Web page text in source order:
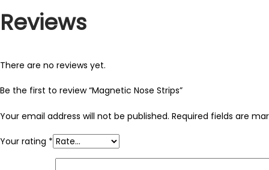
Reviews
There are no reviews yet.
Be the first to review “Magnetic Nose Strips”
Your email address will not be published. Required fields are
Your rating *